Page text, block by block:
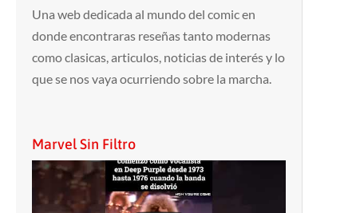
Una web dedicada al mundo del comic en
donde encontraras reseñas tanto modernas
como clasicas, articulos, noticias de interés y lo
que se nos vaya ocurriendo sobre la marcha.
Marvel Sin Filtro